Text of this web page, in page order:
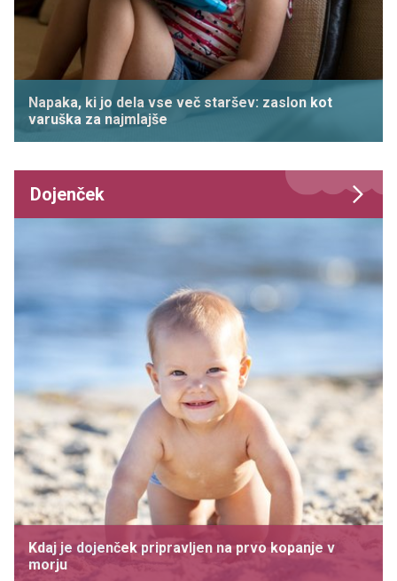
Napaka, ki jo dela vse več staršev: zaslon kot
varuška za najmlajše
Dojenček
Kdaj je dojenček pripravljen na prvo kopanje v
morju